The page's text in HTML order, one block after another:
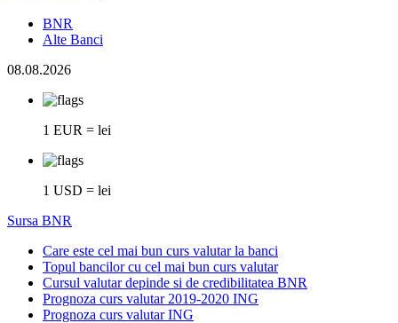
BNR
Alte Banci
08.08.2026
1 EUR = lei
1 USD = lei
Sursa BNR
Care este cel mai bun curs valutar la banci
Topul bancilor cu cel mai bun curs valutar
Cursul valutar depinde si de credibilitatea BNR
Prognoza curs valutar 2019-2020 ING
Prognoza curs valutar ING